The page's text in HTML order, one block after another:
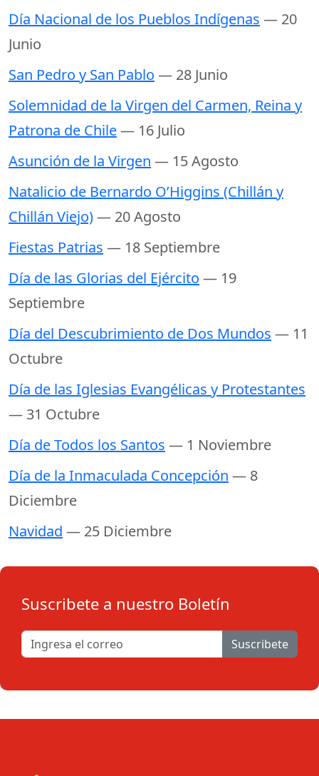
Día Nacional de los Pueblos Indígenas — 20
Junio
San Pedro y San Pablo — 28 Junio
Solemnidad de la Virgen del Carmen, Reina y
Patrona de Chile— 16 Julio
Asunción de la Virgen — 15 Agosto
Natalicio de Bernardo O’Higgins (Chillán y
Chillán Viejo)— 20 Agosto
Fiestas Patrias — 18 Septiembre
Día de las Glorias del Ejército — 19
Septiembre
Día del Descubrimiento de Dos Mundos — 11
Octubre
Día de las Iglesias Evangélicas y Protestantes
— 31 Octubre
Día de Todos los Santos — 1 Noviembre
Día de la Inmaculada Concepción — 8
Diciembre
Navidad — 25 Diciembre
Suscribete a nuestro Boletín
Suscribete